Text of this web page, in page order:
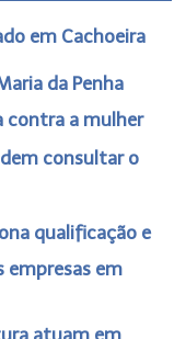
em Cachoeira
da Penha
contra a mulher
consultar o
qualificação e
empresas em
atuam em